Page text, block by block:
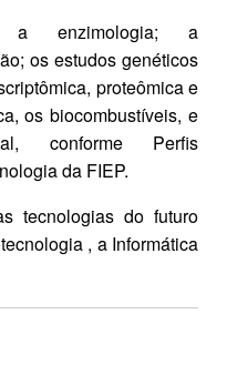
a enzimologia; a
os estudos genéticos
proteômica e
os biocombustíveis, e
conforme Perfis
da FIEP.
tecnologias do futuro
, a Informática